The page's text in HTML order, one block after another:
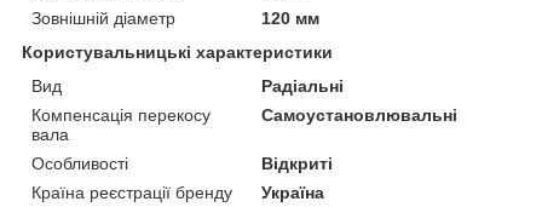
Зовнішній діаметр
120 мм
Користувальницькі характеристики
Вид
Радіальні
Компенсація перекосу
вала
Самоустановлювальні
Особливості
Відкриті
Країна реєстрації бренду
Україна